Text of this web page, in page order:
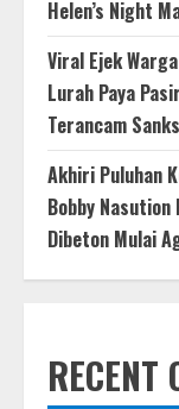
Helen’s Night
Viral Ejek
Lurah Paya
Terancam
Akhiri Puluhan
Bobby
Dibeton Mulai
RECENT